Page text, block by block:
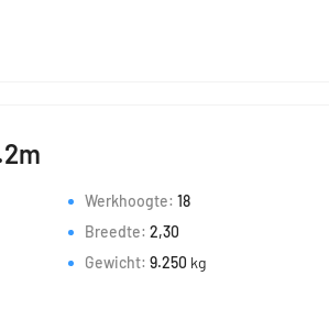
Werkhoogte: 18
Breedte: 2,30
Gewicht: 9.250 kg